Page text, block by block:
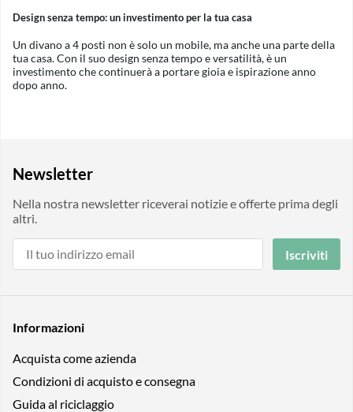
Design senza tempo: un investimento per la tua casa
Un divano a 4 posti non è solo un mobile, ma anche una parte della
tua casa. Con il suo design senza tempo e versatilità, è un
investimento che continuerà a portare gioia e ispirazione anno
dopo anno.
Newsletter
Nella nostra newsletter riceverai notizie e offerte prima degli
altri.
Iscriviti
Informazioni
Acquista come azienda
Condizioni di acquisto e consegna
Guida al riciclaggio